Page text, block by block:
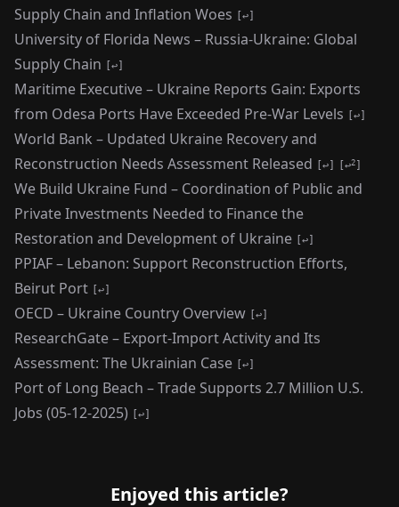
Supply Chain and Inflation Woes
↩
University of Florida News – Russia-Ukraine: Global
Supply Chain
↩
Maritime Executive – Ukraine Reports Gain: Exports
from Odesa Ports Have Exceeded Pre-War Levels
↩
World Bank – Updated Ukraine Recovery and
Reconstruction Needs Assessment Released
↩ ↩2
We Build Ukraine Fund – Coordination of Public and
Private Investments Needed to Finance the
Restoration and Development of Ukraine
↩
PPIAF – Lebanon: Support Reconstruction Efforts,
Beirut Port
↩
OECD – Ukraine Country Overview ↩
ResearchGate – Export-Import Activity and Its
Assessment: The Ukrainian Case
↩
Port of Long Beach – Trade Supports 2.7 Million U.S.
Jobs (05-12-2025)
↩
Enjoyed this article?